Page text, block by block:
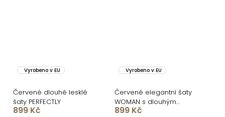
Vyrobeno v EU
Červené dlouhé lesklé
šaty PERFECTLY
899 Kč
Vyrobeno v EU
Červené elegantní šaty
WOMAN s dlouhým
rukávem
899 Kč